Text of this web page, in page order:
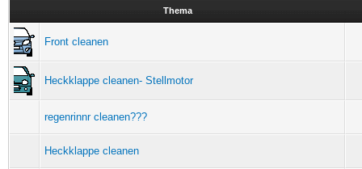
Thema
Front cleanen
Heckklappe cleanen- Stellmotor
regenrinnr cleanen???
Heckklappe cleanen